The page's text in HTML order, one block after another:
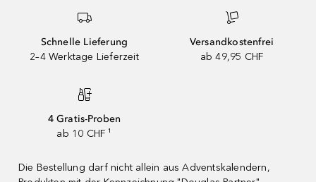
Schnelle Lieferung
2–4 Werktage Lieferzeit
Versandkostenfrei
ab 49,95 CHF
4 Gratis-Proben
ab 10 CHF ¹
Die Bestellung darf nicht allein aus Adventskalendern,